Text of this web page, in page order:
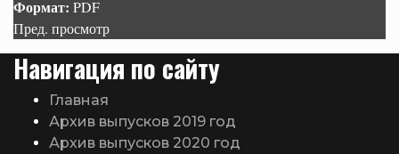
Формат: PDF
Пред. просмотр
Навигация по сайту
Главная
Архив выпусков 2019 год
Архив выпусков 2020 год